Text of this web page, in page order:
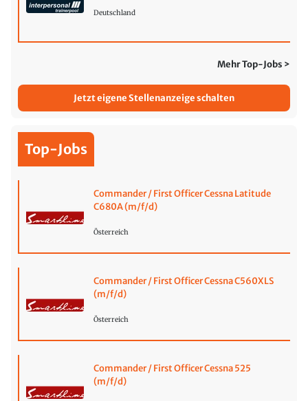
Deutschland
Mehr Top-Jobs >
Jetzt eigene Stellenanzeige schalten
Top-Jobs
Commander / First Officer Cessna Latitude
C680A (m/f/d)
Österreich
Commander / First Officer Cessna C560XLS
(m/f/d)
Österreich
Commander / First Officer Cessna 525
(m/f/d)